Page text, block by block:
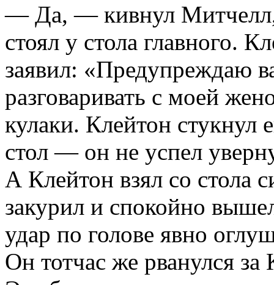
— Да, — кивнул
стоял у стола главного.
заявил: «Предупреждаю
разговаривать с моей
кулаки. Клейтон стукнул
стол — он не успел
А Клейтон взял со стола
закурил и спокойно
удар по голове явно
Он тотчас же рванулся